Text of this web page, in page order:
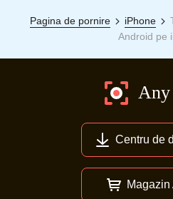
Pagina de pornire iPhone
Android pe
Centru de